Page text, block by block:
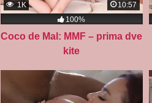
1K
10:57
100%
Coco de Mal: MMF – prima dve
kite